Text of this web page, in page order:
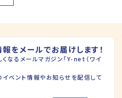
をメールでお届けします！
なるメールマガジン「Y-net（ワイ
ベント情報やお知らせを配信して